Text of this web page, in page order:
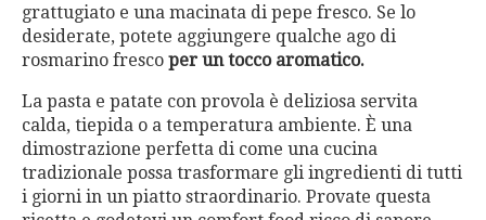
grattugiato e una macinata di pepe fresco. Se lo
desiderate, potete aggiungere qualche ago di
rosmarino fresco per un tocco aromatico.
La pasta e patate con provola è deliziosa servita
calda, tiepida o a temperatura ambiente. È una
dimostrazione perfetta di come una cucina
tradizionale possa trasformare gli ingredienti di tutti
i giorni in un piatto straordinario. Provate questa